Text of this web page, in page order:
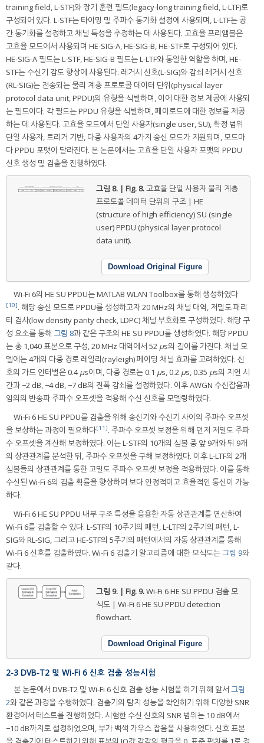
training field, L-STF)와 장기 훈련 필드(legacy-long training field, L-LTF)로
구성되어 있다. L-STF는 타이밍 및 주파수 동기화 설정에 사용되며, L-LTF는 공
간 동기화를 설정하고 채널 특성을 추정하는 데 사용된다. 고효율 프리앰블은
고효율 모드에서 사용되며 HE-SIG-A, HE-SIG-B, HE-STF로 구성되어 있다.
HE-SIG-A 필드는 L-STF, HE-SIG-B 필드는 L-LTF와 동일한 역할을 하며, HE-
STF는 수신기 감도 향상에 사용된다. 레거시 신호(L-SIG)와 감쇠 레거시 신호
(RL-SIG)는 전송되는 물리 계층 프로토콜 데이터 단위(physical layer
protocol data unit, PPDU)의 유형을 식별하며, 이에 대한 정보 제공에 사용되
는 필드이다. 각 필드는 PPDU 유형을 식별하며, 페이로드에 대한 정보를 제공
하는 데 사용된다. 고효율 모드에서 단일 사용자(single user, SU), 확정 범위
단일 사용자, 트리거 기반, 다중 사용자의 4가지 송신 모드가 지원되며, 모드마
다 PPDU 포맷이 달라진다. 본 논문에서는 고효율 단일 사용자 포맷의 PPDU
신호 생성 및 검출을 진행하였다.
그림 8. | Fig. 8.고효율 단일 사용자 물리 계층
프로토콜 데이터 단위의 구조 | HE
(structure of high efficiency) SU (single
user) PPDU (physical layer protocol
data unit).
Download Original Figure
Wi-Fi 6의 HE SU PPDU는 MATLAB WLAN Toolbox를 통해 생성하였다
[10]. 해당 송신 모드로 PPDU를 생성하고자 20 MHz의 채널 대역, 저밀도 패리
티 검사(low density parity check, LDPC) 채널 부호화로 구성하였다. 해당 구
성 요소를 통해 그림 8과 같은 구조의 HE SU PPDU를 생성하였다. 해당 PPDU
는 총 1,040 표본으로 구성, 20 MHz 대역에서 52 μs의 길이를 가진다. 채널 모
델에는 4개의 다중 경로 레일리(rayleigh) 페이딩 채널 효과를 고려하였다. 신
호의 가드 인터벌은 0.4μs이며, 다중 경로는 0.1 μs, 0.2 μs, 0.35 μs의 지연 시
간과 −2 dB, −4 dB, −7 dB의 진폭 감쇠를 설정하였다. 이후 AWGN 수신잡음과
임의의 반송파 주파수 오프셋을 적용해 수신 신호를 모델링하였다.
Wi-Fi 6 HE SU PPDU를 검출을 위해 송신기와 수신기 사이의 주파수 오프셋
을 보상하는 과정이 필요하다[11]. 주파수 오프셋 보정을 위해 먼저 저밀도 주파
수 오프셋을 계산해 보정하였다. 이는 L-STF의 10개의 심볼 중 앞 9개와 뒤 9개
의 상관관계를 분석한 뒤, 주파수 오프셋을 구해 보정하였다. 이후 L-LTF의 2개
심볼들의 상관관계를 통한 고밀도 주파수 오프셋 보정을 적용하였다. 이를 통해
수신된 Wi-Fi 6의 검출 확률을 향상하여 보다 안정적이고 효율적인 통신이 가능
하다.
Wi-Fi 6 HE SU PPDU 내부 구조 특성을 응용한 자동 상관관계를 연산하여
Wi-Fi 6를 검출할 수 있다. L-STF의 10주기의 패턴, L-LTF의 2주기의 패턴, L-
SIG와 RL-SIG, 그리고 HE-STF의 5주기의 패턴에서의 자동 상관관계를 통해
Wi-Fi 6 신호를 검출하였다. Wi-Fi 6 검출기 알고리즘에 대한 모식도는그림 9와
같다.
그림 9. | Fig. 9.Wi-Fi 6 HE SU PPDU 검출 모
식도 | Wi-Fi 6 HE SU PPDU detection
flowchart.
Download Original Figure
2-3 DVB-T2 및 Wi-Fi 6 신호 검출 성능시험
본 논문에서 DVB-T2 및 Wi-Fi 6 신호 검출 성능 시험을 하기 위해 앞서 그림
2와 같은 과정을 수행하였다. 검출기의 탐지 성능을 확인하기 위해 다양한 SNR
환경에서 테스트를 진행하였다. 시험한 수신 신호의 SNR 범위는 10 dB에서
−10 dB까지로 설정하였으며, 부가 백색 가우스 잡음을 사용하였다. 신호 표본